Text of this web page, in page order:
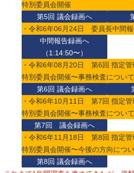
特別委員会開催
第5回 議会録画へ
・令和6年06月24日 委員長中間報
中間報告録画へ
（1:14:50〜）
・令和6年08月20日 第6回 指定管
特別委員会開催〜事務検査につい
第6回 議会録画へ
・令和6年10月11日 第7回 指定管
特別委員会開催〜事務検査につい
第7回 議会録画へ
・令和6年11月18日 第8回 指定管
特別委員会開催〜今後の方向につ
第8回 議会録画へ